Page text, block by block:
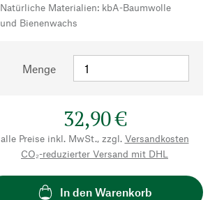
Natürliche Materialien: kbA-Baumwolle
und Bienenwachs
Menge
32,90 €
alle Preise inkl. MwSt., zzgl. Versandkosten
CO₂-reduzierter Versand mit DHL
In den Warenkorb